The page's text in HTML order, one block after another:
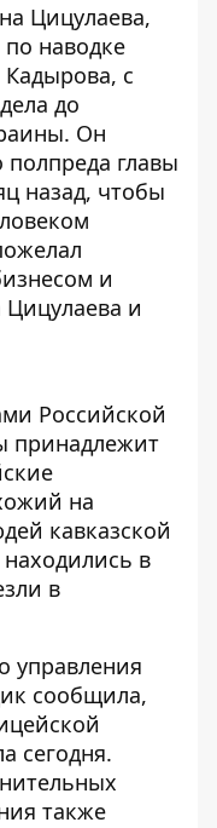
Цицулаева,
наводке
с
до
Он
главы
назад, чтобы
и
и
Российской
принадлежит
на
кавказской
в
в
управления
сообщила,
сегодня.
также